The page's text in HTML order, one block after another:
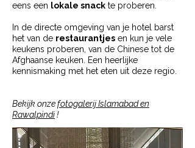
eens een lokale snack te proberen.
In de directe omgeving van je hotel barst
het van de restaurantjes en kun je vele
keukens proberen, van de Chinese tot de
Afghaanse keuken. Een heerlijke
kennismaking met het eten uit deze regio.
Bekijk onzefotogalerij Islamabad en
Rawalpindi!